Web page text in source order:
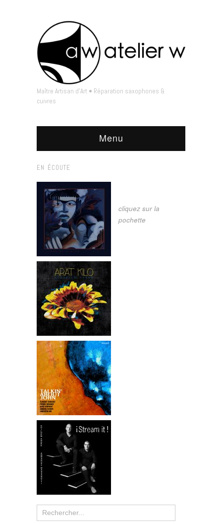
Maître Artisan d'Art • Réparation saxophones &
cuivres
Menu
EN ÉCOUTE
cliquez sur la
pochette